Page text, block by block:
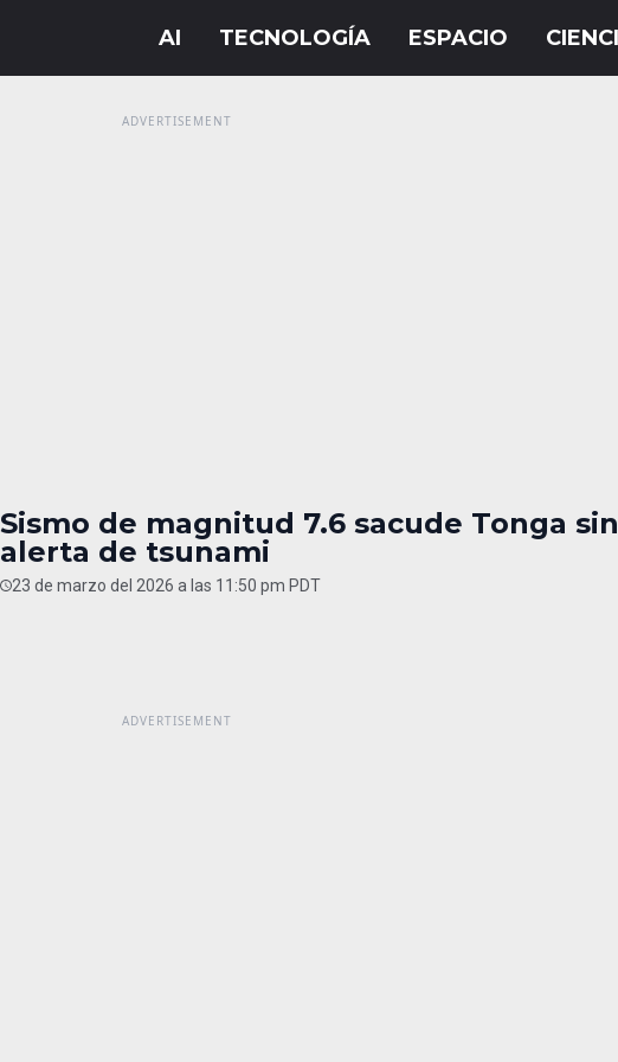
Sismo de magnitud 7.6 sacude Tonga sin
alerta de tsunami
23 de marzo del 2026 a las 11:50 pm PDT